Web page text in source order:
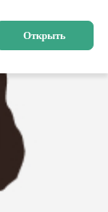
Открыть